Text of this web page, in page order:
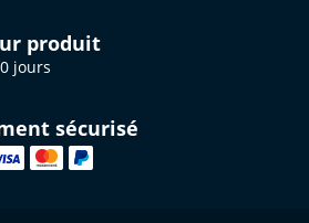
produit
jours
sécurisé